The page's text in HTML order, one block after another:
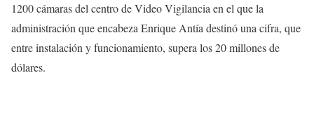
1200 cámaras del centro de Video Vigilancia en el que la
administración que encabeza Enrique Antía destinó una cifra, que
entre instalación y funcionamiento, supera los 20 millones de
dólares.